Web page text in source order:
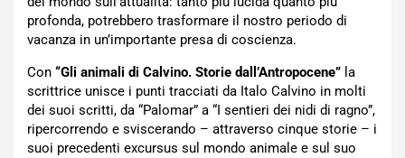
profonda, potrebbero trasformare il nostro periodo di
vacanza in un’importante presa di coscienza.
Con “Gli animali di Calvino. Storie dall’Antropocene” la
scrittrice unisce i punti tracciati da Italo Calvino in molti
dei suoi scritti, da “Palomar” a “I sentieri dei nidi di ragno”,
ripercorrendo e sviscerando – attraverso cinque storie – i
suoi precedenti excursus sul mondo animale e sul suo